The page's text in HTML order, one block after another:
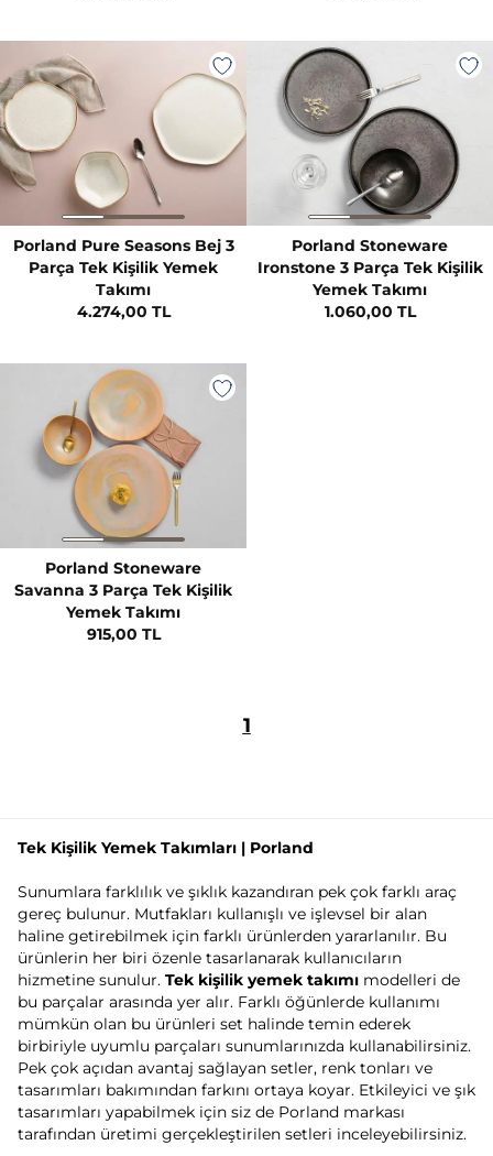
Porland Pure Seasons Bej 3
Parça Tek Kişilik Yemek
Takımı
4.274,00 TL
Porland Stoneware
Ironstone 3 Parça Tek Kişilik
Yemek Takımı
1.060,00 TL
Porland Stoneware
Savanna 3 Parça Tek Kişilik
Yemek Takımı
915,00 TL
1
Tek Kişilik Yemek Takımları | Porland
Sunumlara farklılık ve şıklık kazandıran pek çok farklı araç
gereç bulunur. Mutfakları kullanışlı ve işlevsel bir alan
haline getirebilmek için farklı ürünlerden yararlanılır. Bu
ürünlerin her biri özenle tasarlanarak kullanıcıların
hizmetine sunulur. Tek kişilik yemek takımı modelleri de
bu parçalar arasında yer alır. Farklı öğünlerde kullanımı
mümkün olan bu ürünleri set halinde temin ederek
birbiriyle uyumlu parçaları sunumlarınızda kullanabilirsiniz.
Pek çok açıdan avantaj sağlayan setler, renk tonları ve
tasarımları bakımından farkını ortaya koyar. Etkileyici ve şık
tasarımları yapabilmek için siz de Porland markası
tarafından üretimi gerçekleştirilen setleri inceleyebilirsiniz.